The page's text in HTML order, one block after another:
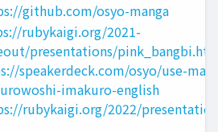
github.com/osyo-manga
rubykaigi.org/2021-
presentations/
speakerdeck.com/osyo/use-
imakuro-english
rubykaigi.org/2022/